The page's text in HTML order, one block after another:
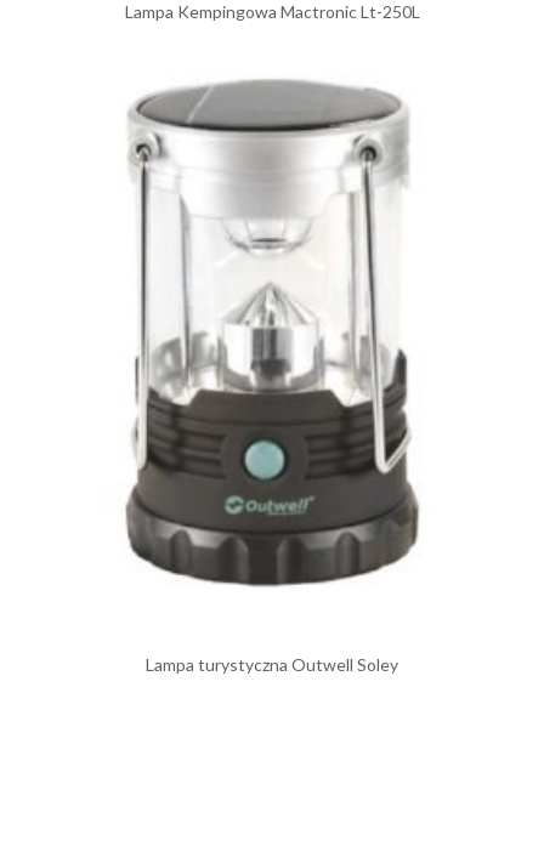
Lampa Kempingowa Mactronic Lt-250L
Lampa turystyczna Outwell Soley